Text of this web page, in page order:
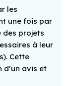
les
une fois par
projets
à leur
Cette
avis et